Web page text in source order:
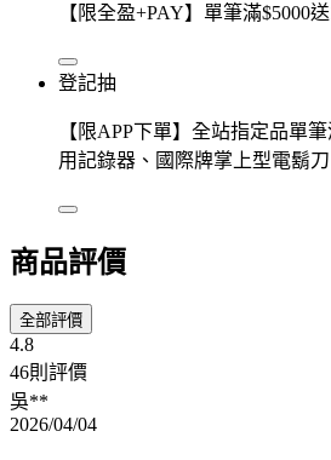
【限全盈+PAY】單筆滿$5000
登記抽
【限APP下單】全站指定品單
用記錄器、國際牌掌上型電鬍
商品評價
全部評價
4.8
46則評價
吳**
2026/04/04